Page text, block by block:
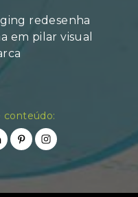
redesenha
em pilar visual
conteúdo: